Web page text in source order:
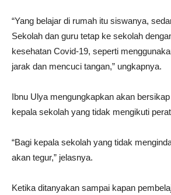
“Yang belajar di rumah itu siswanya,
Sekolah dan guru tetap ke sekolah
kesehatan Covid-19, seperti
jarak dan mencuci tangan,” ungkapnya.
Ibnu Ulya mengungkapkan akan
kepala sekolah yang tidak mengikuti
“Bagi kepala sekolah yang tidak
akan tegur,” jelasnya.
Ketika ditanyakan sampai kapan